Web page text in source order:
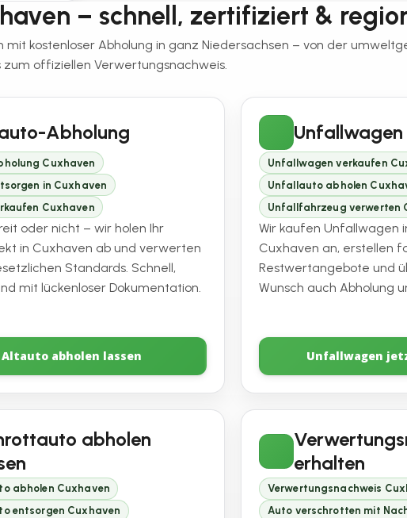
– schnell, zertifiziert &
kostenloser Abholung in ganz Niedersachsen – von der
zum offiziellen Verwertungsnachweis.
Abholung
Cuxhaven
in Cuxhaven
Cuxhaven
oder nicht – wir holen Ihr
in Cuxhaven ab und verwerten
Standards. Schnell,
mit lückenloser Dokumentation.
Altauto abholen lassen
Unfallwagen verkaufen
Unfallauto abholen
Unfallfahrzeug verwerten
Wir kaufen Unfallwagen
Cuxhaven an, erstellen
Restwertangebote und
Wunsch auch Abholung
Unfallwagen
abholen
abholen Cuxhaven
entsorgen Cuxhaven
erhalten
Verwertungsnachweis
Auto verschrotten mit